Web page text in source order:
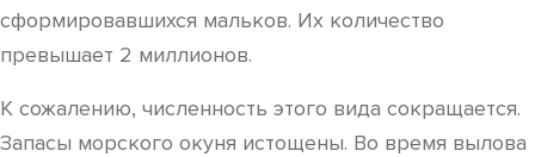
сформировавшихся мальков. Их количество
превышает 2 миллионов.
К сожалению, численность этого вида сокращается.
Запасы морского окуня истощены. Во время вылова